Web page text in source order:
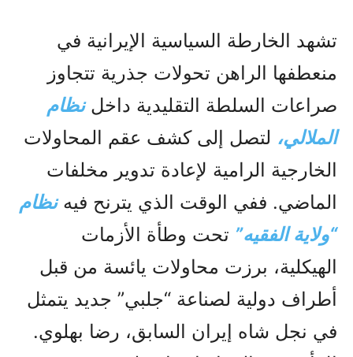
تشهد الخارطة السياسية الإيرانية في
منعطفها الراهن تحولات جذرية تتجاوز
صراعات السلطة التقليدية داخلنظام
الملالي، لتصل إلى كشف عقم المحاولات
الخارجية الرامية لإعادة تدوير مخلفات
الماضي. ففي الوقت الذي يترنح فيهنظام
“ولاية الفقيه” تحت وطأة الأزمات
الهيكلية، برزت محاولات يائسة من قبل
أطراف دولية لصناعة “جلبي” جديد يتمثل
في نجل شاه إيران السابق، رضا بهلوي.